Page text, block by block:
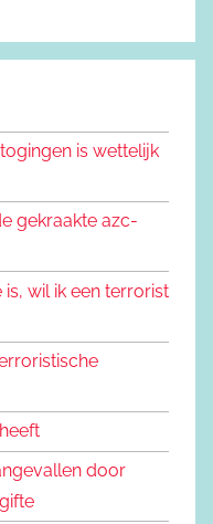
is wettelijk
gekraakte azc-
wil ik een terrorist
door